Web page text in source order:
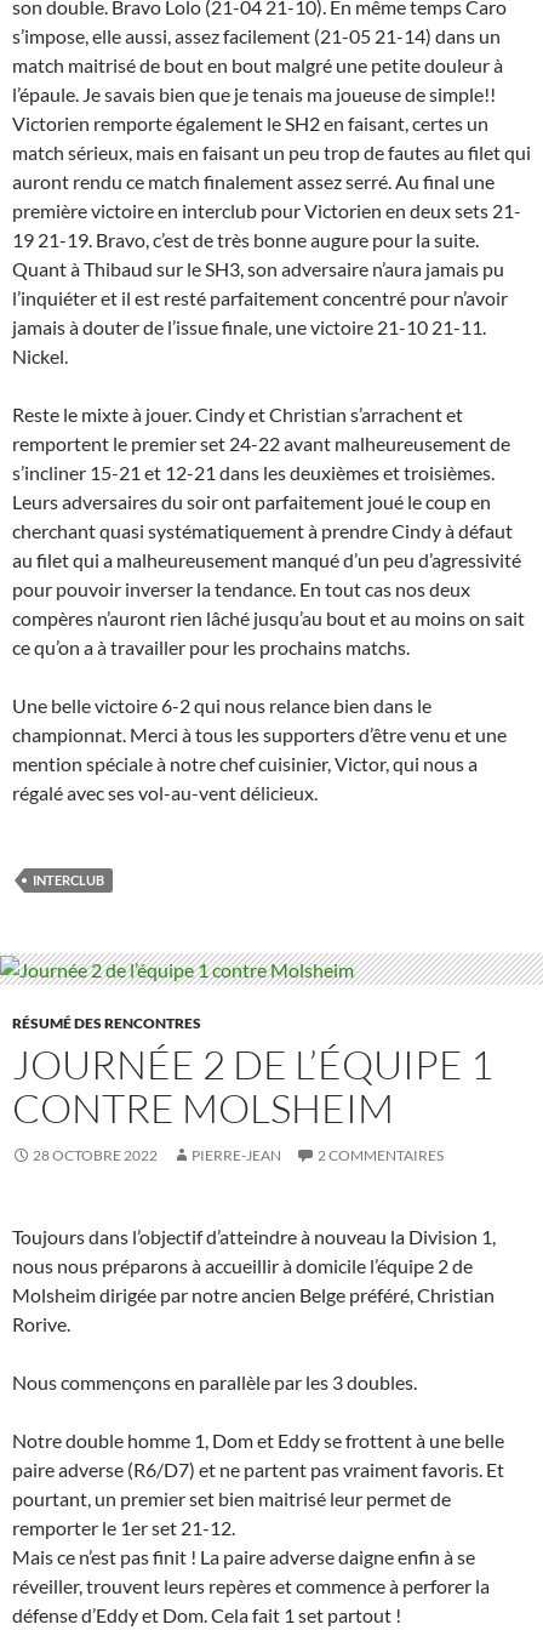
son double. Bravo Lolo (21-04 21-10). En même temps Caro
s’impose, elle aussi, assez facilement (21-05 21-14) dans un
match maitrisé de bout en bout malgré une petite douleur à
l’épaule. Je savais bien que je tenais ma joueuse de simple!!
Victorien remporte également le SH2 en faisant, certes un
match sérieux, mais en faisant un peu trop de fautes au filet qui
auront rendu ce match finalement assez serré. Au final une
première victoire en interclub pour Victorien en deux sets 21-
19 21-19. Bravo, c’est de très bonne augure pour la suite.
Quant à Thibaud sur le SH3, son adversaire n’aura jamais pu
l’inquiéter et il est resté parfaitement concentré pour n’avoir
jamais à douter de l’issue finale, une victoire 21-10 21-11.
Nickel.
Reste le mixte à jouer. Cindy et Christian s’arrachent et
remportent le premier set 24-22 avant malheureusement de
s’incliner 15-21 et 12-21 dans les deuxièmes et troisièmes.
Leurs adversaires du soir ont parfaitement joué le coup en
cherchant quasi systématiquement à prendre Cindy à défaut
au filet qui a malheureusement manqué d’un peu d’agressivité
pour pouvoir inverser la tendance. En tout cas nos deux
compères n’auront rien lâché jusqu’au bout et au moins on sait
ce qu’on a à travailler pour les prochains matchs.
Une belle victoire 6-2 qui nous relance bien dans le
championnat. Merci à tous les supporters d’être venu et une
mention spéciale à notre chef cuisinier, Victor, qui nous a
régalé avec ses vol-au-vent délicieux.
INTERCLUB
RÉSUMÉ DES RENCONTRES
JOURNÉE 2 DE L’ÉQUIPE 1
CONTRE MOLSHEIM
28 OCTOBRE 2022 PIERRE-JEAN 2 COMMENTAIRES
Toujours dans l’objectif d’atteindre à nouveau la Division 1,
nous nous préparons à accueillir à domicile l’équipe 2 de
Molsheim dirigée par notre ancien Belge préféré, Christian
Rorive.
Nous commençons en parallèle par les 3 doubles.
Notre double homme 1, Dom et Eddy se frottent à une belle
paire adverse (R6/D7) et ne partent pas vraiment favoris. Et
pourtant, un premier set bien maitrisé leur permet de
remporter le 1er set 21-12.
Mais ce n’est pas finit ! La paire adverse daigne enfin à se
réveiller, trouvent leurs repères et commence à perforer la
défense d’Eddy et Dom. Cela fait 1 set partout !